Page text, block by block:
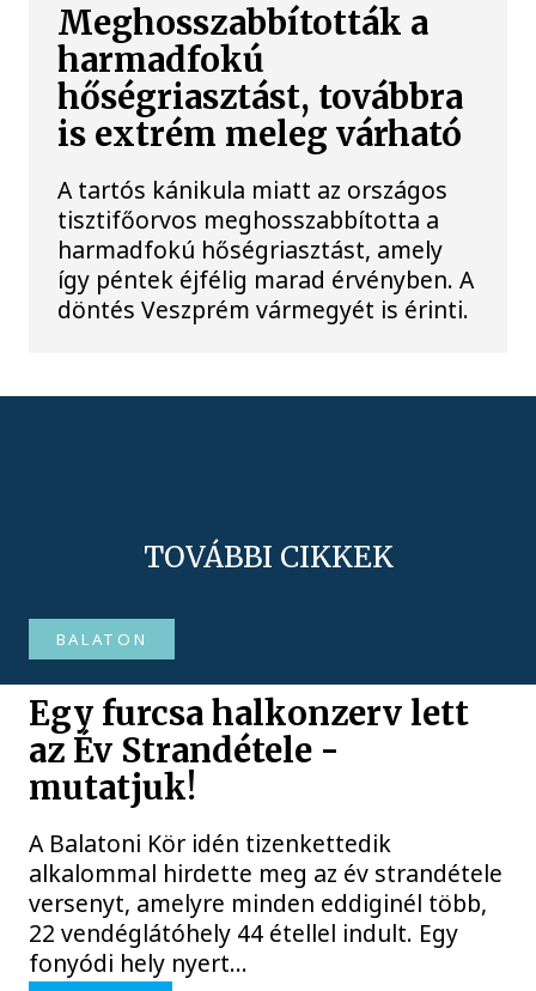
Meghosszabbították a
harmadfokú
hőségriasztást, továbbra
is extrém meleg várható
A tartós kánikula miatt az országos
tisztifőorvos meghosszabbította a
harmadfokú hőségriasztást, amely
így péntek éjfélig marad érvényben. A
döntés Veszprém vármegyét is érinti.
TOVÁBBI CIKKEK
BALATON
Egy furcsa halkonzerv lett
az Év Strandétele -
mutatjuk!
A Balatoni Kör idén tizenkettedik
alkalommal hirdette meg az év strandétele
versenyt, amelyre minden eddiginél több,
22 vendéglátóhely 44 étellel indult. Egy
fonyódi hely nyert...